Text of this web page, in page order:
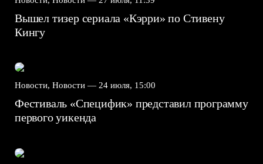
Вышел тизер сериала «Кэрри» по Стивену
Кингу
Новости, Новости — 24 июля, 15:00
Фестиваль «Специфик» представил программу
первого уикенда